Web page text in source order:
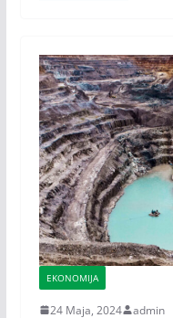
EKONOMIJA
24 Maja, 2024 admin